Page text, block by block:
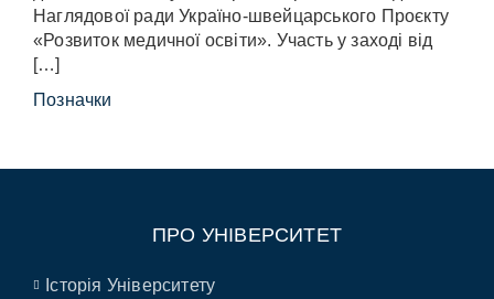
Наглядової ради Україно-швейцарського Проєкту
«Розвиток медичної освіти». Участь у заході від
[…]
Позначки
ПРО УНІВЕРСИТЕТ
Історія Університету